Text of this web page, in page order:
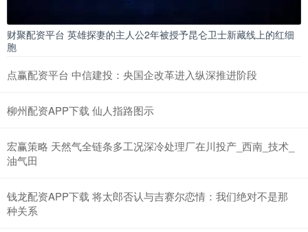
财聚配资平台 英雄探妻的主人公2年被授予昆仑卫士新藏线上的红细
胞
点赢配资平台 中信建投：央国企改革进入纵深推进阶段
柳州配资APP下载 仙人指路图示
宏赢策略 天然气全链条多工况深冷处理厂在川投产_西南_技术_
油气田
钱龙配资APP下载 将太郎否认与吉赛尔恋情：我们绝对不是那
种关系